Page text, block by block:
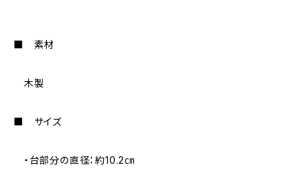
■ 素材
木製
■ サイズ
・台部分の直径：約10.2㎝